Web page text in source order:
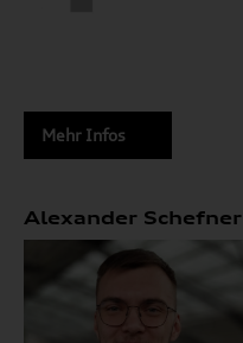
Mehr Infos
Alexander Schefner